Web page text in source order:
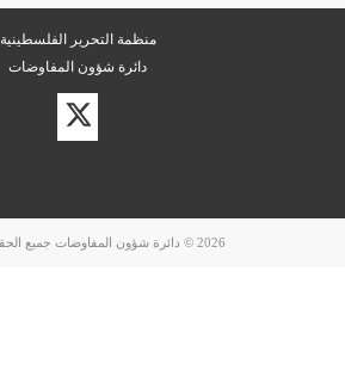
منظمة التحرير الفلسطينية
دائرة شؤون المفاوضات
زيارة
حسابنا
على
2026 © دائرة شؤون المفاوضات جميع الحقوق محفوظة